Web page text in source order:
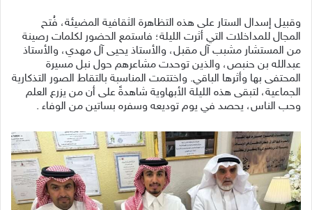
وقبيل إسدال الستار على هذه التظاهرة الثقافية المضيئة، فُتح
المجال للمداخلات التي أثرت الليلة؛ فاستمع الحضور لكلمات رصينة
من المستشار مشبب آل مقبل، والأستاذ يحيى آل مهدي، والأستاذ
عبدالله بن حنبص، والذين توحدت مشاعرهم حول نبل مسيرة
المحتفى بها وأثرها الباقي. واختتمت المناسبة بالتقاط الصور التذكارية
الجماعية، لتبقى هذه الليلة الأبهاوية شاهدةً على أن من يزرع العلم
وحب الناس، يحصد في يوم توديعه وسفره بساتين من الوفاء .